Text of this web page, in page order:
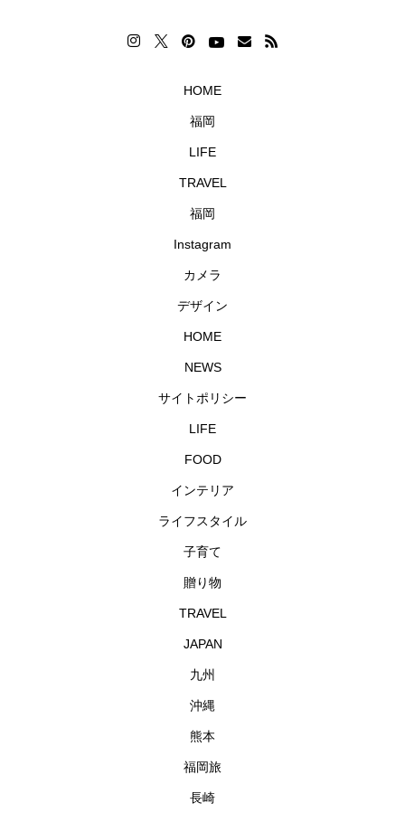
HOME
福岡
LIFE
TRAVEL
福岡
Instagram
カメラ
デザイン
HOME
NEWS
サイトポリシー
LIFE
FOOD
インテリア
ライフスタイル
子育て
贈り物
TRAVEL
JAPAN
九州
沖縄
熊本
福岡旅
長崎